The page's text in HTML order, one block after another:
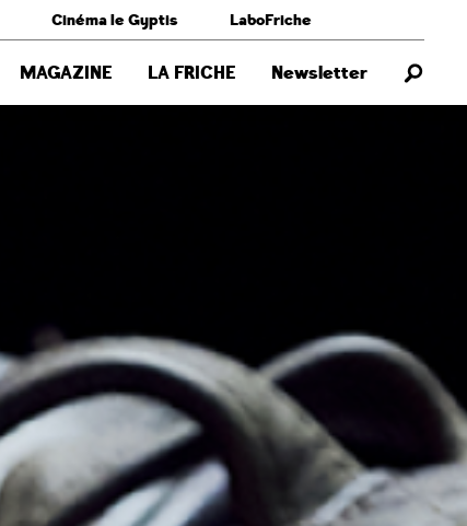
Cinéma le Gyptis LaboFriche
MAGAZINE LA FRICHE Newsletter